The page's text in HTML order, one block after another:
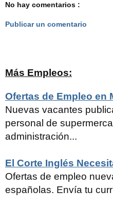
No hay comentarios :
Publicar un comentario
Más Empleos:
Ofertas de Empleo en
Nuevas vacantes
personal de
administración...
El Corte Inglés
Ofertas de empleo
españolas. Envía tu